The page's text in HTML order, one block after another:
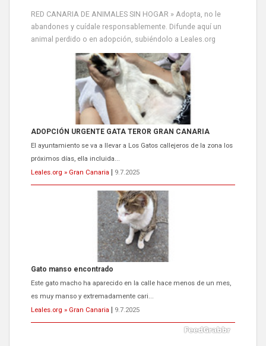
RED CANARIA DE ANIMALES SIN HOGAR » Adopta, no le
abandones y cuídale responsablemente. Difunde aquí un
animal perdido o en adopción, subiéndolo a Leales.org
ADOPCIÓN URGENTE GATA TEROR GRAN CANARIA
El ayuntamiento se va a llevar a Los Gatos callejeros de la zona los
próximos días, ella incluida...
Leales.org » Gran Canaria
9.7.2025
Gato manso encontrado
Este gato macho ha aparecido en la calle hace menos de un mes,
es muy manso y extremadamente cari...
Leales.org » Gran Canaria
9.7.2025